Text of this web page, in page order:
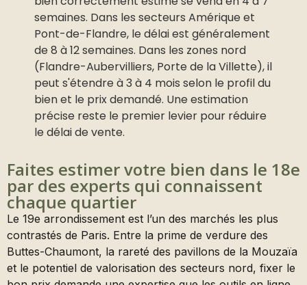
semaines. Dans les secteurs Amérique et
Pont-de-Flandre, le délai est généralement
de 8 à 12 semaines. Dans les zones nord
(Flandre-Aubervilliers, Porte de la Villette), il
peut s'étendre à 3 à 4 mois selon le profil du
bien et le prix demandé. Une estimation
précise reste le premier levier pour réduire
le délai de vente.
Faites estimer votre bien dans le 18e
par des experts qui connaissent
chaque quartier
Le 19e arrondissement est l’un des marchés les plus
contrastés de Paris. Entre la prime de verdure des
Buttes-Chaumont, la rareté des pavillons de la Mouzaïa
et le potentiel de valorisation des secteurs nord, fixer le